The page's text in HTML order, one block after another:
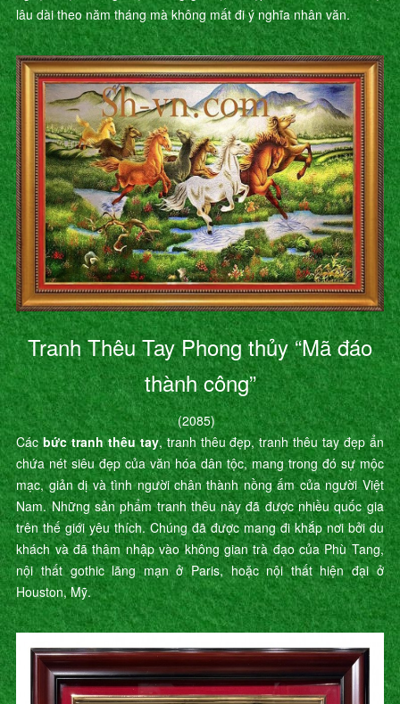
lâu dài theo năm tháng mà không mất đi ý nghĩa nhân văn.
Tranh Thêu Tay Phong thủy “Mã đáo
thành công”
(2085)
Cácbức tranh thêu tay, tranh thêu đẹp, tranh thêu tay đẹp ẩn
chứa nét siêu đẹp của văn hóa dân tộc, mang trong đó sự mộc
mạc, giản dị và tình người chân thành nồng ấm của người Việt
Nam. Những sản phẩm tranh thêu này đã được nhiều quốc gia
trên thế giới yêu thích. Chúng đã được mang đi khắp nơi bởi du
khách và đã thâm nhập vào không gian trà đạo của Phù Tang,
nội thất gothic lãng mạn ở Paris, hoặc nội thất hiện đại ở
Houston, Mỹ.